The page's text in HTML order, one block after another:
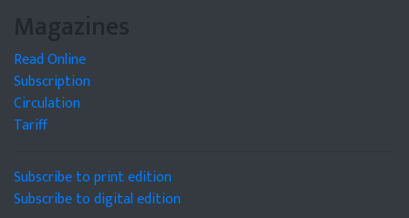
Magazines
Read Online
Subscription
Circulation
Tariff
Subscribe to print edition
Subscribe to digital edition